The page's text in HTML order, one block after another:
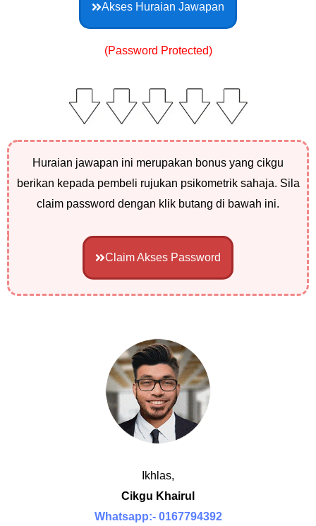
Akses Huraian Jawapan
(Password Protected)
Huraian jawapan ini merupakan bonus yang cikgu
berikan kepada pembeli rujukan psikometrik sahaja. Sila
claim password dengan klik butang di bawah ini.
Claim Akses Password
Ikhlas,
Cikgu Khairul
Whatsapp:- 0167794392